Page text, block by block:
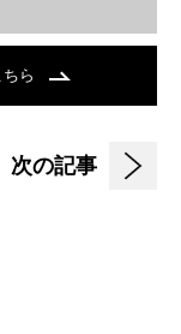
ら
次の記事